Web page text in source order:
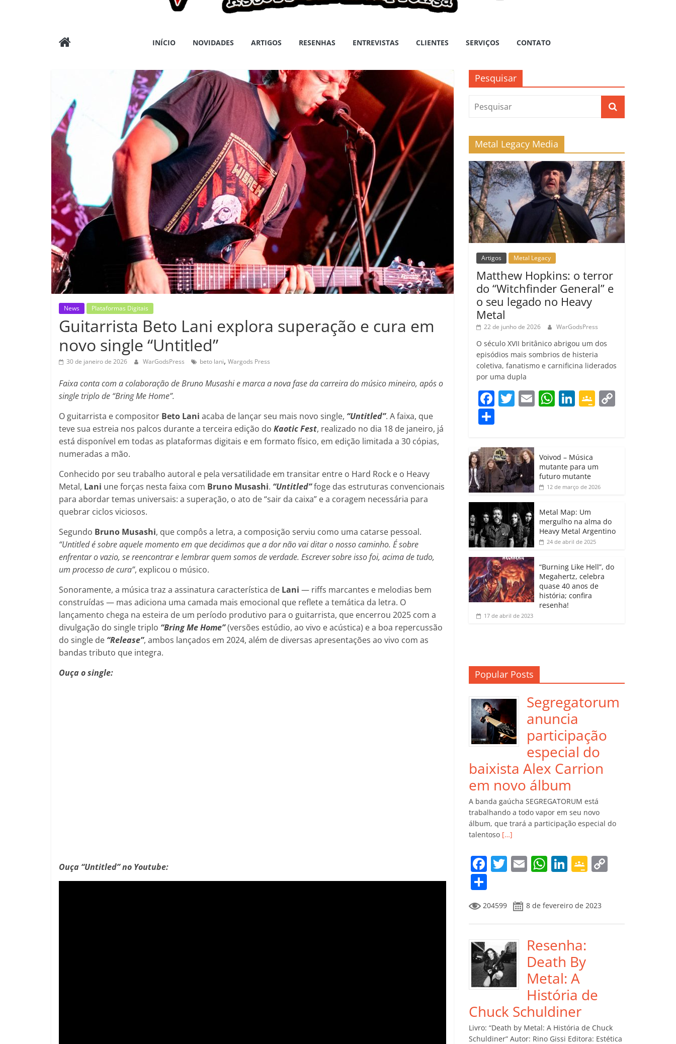
Wargods
Conteúdos
INÍCIO NOVIDADES ARTIGOS RESENHAS ENTREVISTAS CLIENTES SERVIÇOS CONTATO
News Plataformas Digitais
Guitarrista Beto Lani explora superação e cura em
novo single “Untitled”
30 de janeiro de 2026 WarGodsPress beto lani, Wargods Press
Faixa conta com a colaboração de Bruno Musashi e marca a nova fase da carreira do músico mineiro, após o
single triplo de “Bring Me Home”.
O guitarrista e compositor Beto Lani acaba de lançar seu mais novo single, “Untitled”. A faixa, que
teve sua estreia nos palcos durante a terceira edição do Kaotic Fest, realizado no dia 18 de janeiro, já
está disponível em todas as plataformas digitais e em formato físico, em edição limitada a 30 cópias,
numeradas a mão.
Conhecido por seu trabalho autoral e pela versatilidade em transitar entre o Hard Rock e o Heavy
Metal, Lani une forças nesta faixa com Bruno Musashi. “Untitled”foge das estruturas convencionais
para abordar temas universais: a superação, o ato de “sair da caixa” e a coragem necessária para
quebrar ciclos viciosos.
Segundo Bruno Musashi, que compôs a letra, a composição serviu como uma catarse pessoal.
“Untitled é sobre aquele momento em que decidimos que a dor não vai ditar o nosso caminho. É sobre
enfrentar o vazio, se reencontrar e lembrar quem somos de verdade. Escrever sobre isso foi, acima de tudo,
um processo de cura”, explicou o músico.
Sonoramente, a música traz a assinatura característica de Lani — riffs marcantes e melodias bem
construídas — mas adiciona uma camada mais emocional que reflete a temática da letra. O
lançamento chega na esteira de um período produtivo para o guitarrista, que encerrou 2025 com a
divulgação do single triplo “Bring Me Home”(versões estúdio, ao vivo e acústica) e a boa repercussão
do single de “Release”, ambos lançados em 2024, além de diversas apresentações ao vivo com as
bandas tributo que integra.
Ouça o single:
Ouça “Untitled” no Youtube:
Pesquisar
Metal Legacy Media
Artigos Metal Legacy
Matthew Hopkins: o terror
do “Witchfinder General” e
o seu legado no Heavy
Metal
22 de junho de 2026 WarGodsPress
O século XVII britânico abrigou um dos
episódios mais sombrios de histeria
coletiva, fanatismo e carnificina liderados
por uma dupla
F
e
b
o
o
k
T
er
E W
A
p
p
Li
dI
n
G
e
a
ro
o
m
m
p
ar
til
h
ar
Voivod – Música
mutante para um
futuro mutante
12 de março de 2026
Metal Map: Um
mergulho na alma do
Heavy Metal Argentino
24 de abril de 2025
“Burning Like Hell”, do
Megahertz, celebra
quase 40 anos de
história; confira
resenha!
17 de abril de 2023
Popular Posts
Segregatorum
anuncia
participação
especial do
baixista Alex Carrion
em novo álbum
A banda gaúcha SEGREGATORUM está
trabalhando a todo vapor em seu novo
álbum, que trará a participação especial do
talentoso […]
F
e
b
o
o
k
T
itt
er
E
l
W
s
A
p
p
Li
e
dI
n
G
gl
e
ro
m
Li
o
m
p
ar
til
h
ar
204599 8 de fevereiro de 2023
Resenha:
Death By
Metal: A
História de
Chuck Schuldiner
Livro: “Death by Metal: A História de Chuck
Schuldiner” Autor: Rino Gissi Editora: Estética